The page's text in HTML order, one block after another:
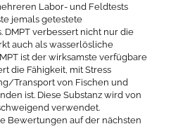
Labor- und Feldtests
jemals getestete
verbessert nicht nur die
auch als wasserlösliche
ist der wirksamste verfügbare
die Fähigkeit, mit Stress
Transport von Fischen und
ist. Diese Substanz wird von
verwendet.
Bewertungen auf der nächsten